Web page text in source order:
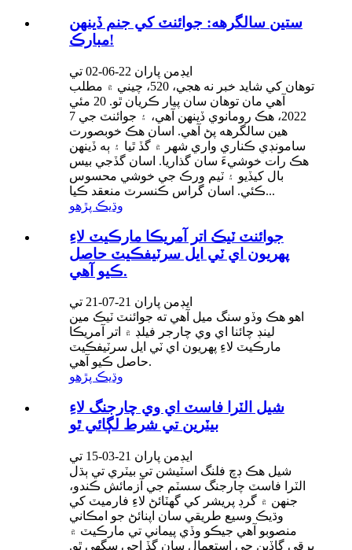
ستين سالگرهه: جوائنٽ کي جنم ڏينهن
مبارڪ!
ايڊمن پاران 22-06-02 تي
توهان کي شايد خبر نه هجي، 520، چيني ۾ مطلب
آهي مان توهان سان پيار ڪريان ٿو. 20 مئي
2022، هڪ رومانوي ڏينهن آهي، ۽ جوائنٽ جي 7
هين سالگرهه پڻ آهي. اسان هڪ خوبصورت
سامونڊي ڪناري واري شهر ۾ گڏ ٿيا ۽ ٻه ڏينهن
هڪ رات خوشيءَ سان گذاريا. اسان گڏجي بيس
بال کيڏيو ۽ ٽيم ورڪ جي خوشي محسوس
ڪئي. اسان گراس ڪنسرٽ منعقد ڪيا...
وڌيڪ پڙهو
جوائنٽ ٽيڪ اتر آمريڪا مارڪيٽ لاءِ
پهريون اي ٽي ايل سرٽيفڪيٽ حاصل
ڪيو آهي.
ايڊمن پاران 21-07-21 تي
اهو هڪ وڏو سنگ ميل آهي ته جوائنٽ ٽيڪ مين
لينڊ چائنا اي وي چارجر فيلڊ ۾ اتر آمريڪا
مارڪيٽ لاءِ پهريون اي ٽي ايل سرٽيفڪيٽ
حاصل ڪيو آهي.
وڌيڪ پڙهو
شيل الٽرا فاسٽ اي وي چارجنگ لاءِ
بيٽرين تي شرط لڳائي ٿو
ايڊمن پاران 21-03-15 تي
شيل هڪ ڊچ فلنگ اسٽيشن تي بيٽري تي ٻڌل
الٽرا فاسٽ چارجنگ سسٽم جي آزمائش ڪندو،
جنهن ۾ گرڊ پريشر کي گهٽائڻ لاءِ فارميٽ کي
وڌيڪ وسيع طريقي سان اپنائڻ جو امڪاني
منصوبو آهي جيڪو وڏي پيماني تي مارڪيٽ ۾
برقي گاڏين جي استعمال سان گڏ اچي سگهي ٿو.